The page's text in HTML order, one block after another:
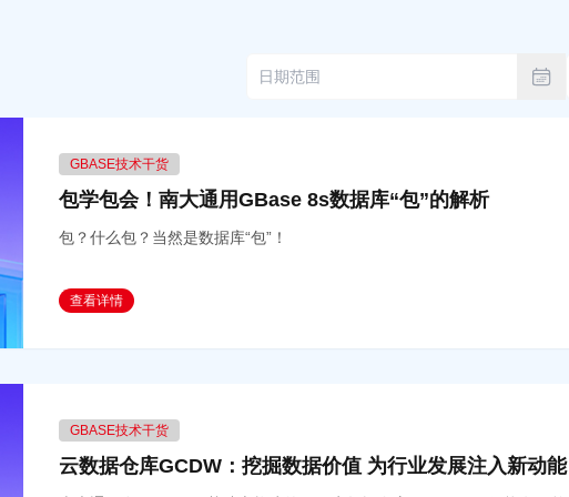
GBASE技术干货
包学包会！南大通用GBase 8s数据库“包”的解析
包？什么包？当然是数据库“包”！
查看详情
GBASE技术干货
云数据仓库GCDW：挖掘数据价值 为行业发展注入新动能